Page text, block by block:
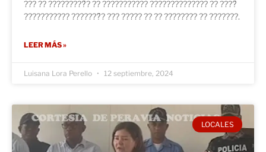
??? ?? ?????????́? ?? ??????????? ?????????????? ?? ????́
??????????? ???????́? ??? ????? ?? ?? ???????? ?? ???????.
LEER MÁS »
Luisana Lora Perello 12 septiembre, 2024
LOCALES